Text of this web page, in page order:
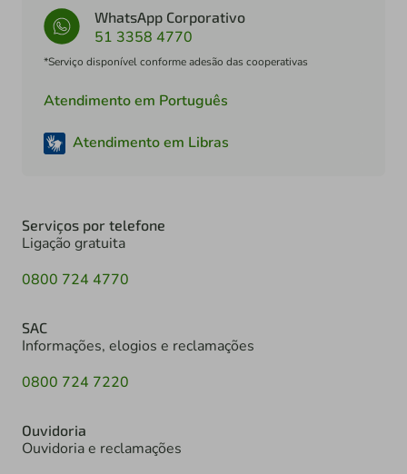
WhatsApp Corporativo
51 3358 4770
*Serviço disponível conforme adesão das cooperativas
Atendimento em Português
Atendimento em Libras
Serviços por telefone
Ligação gratuita
0800 724 4770
SAC
Informações, elogios e reclamações
0800 724 7220
Ouvidoria
Ouvidoria e reclamações